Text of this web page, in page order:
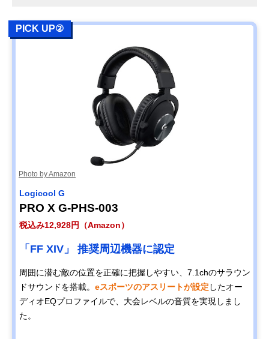
PICK UP②
Photo by Amazon
Logicool G
PRO X G-PHS-003
税込み12,928円（Amazon）
「FF XIV」 推奨周辺機器に認定
周囲に潜む敵の位置を正確に把握しやすい、7.1chのサラウン
ドサウンドを搭載。 eスポーツのアスリートが設定 したオー
ディオEQプロファイルで、大会レベルの音質を実現しまし
た。